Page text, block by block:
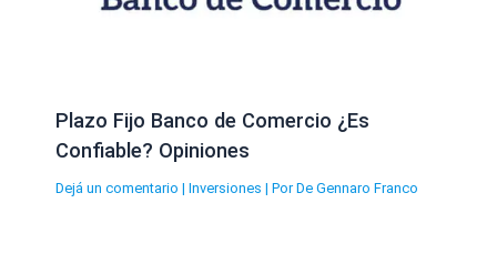
Plazo Fijo Banco de Comercio ¿Es
Confiable? Opiniones
Dejá un comentario | Inversiones | Por De Gennaro Franco